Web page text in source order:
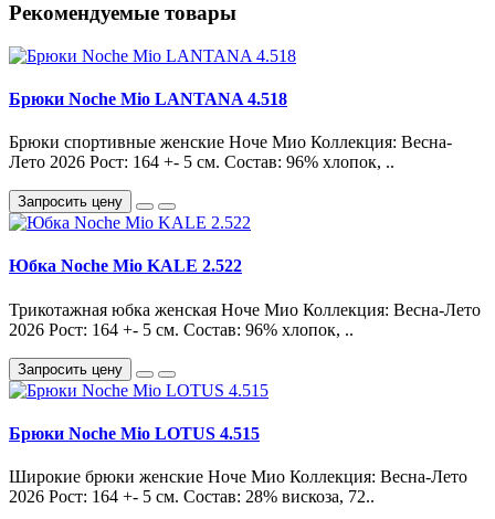
Рекомендуемые товары
Брюки Noche Mio LANTANA 4.518
Брюки спортивные женские Ноче Мио Коллекция: Весна-
Лето 2026 Рост: 164 +- 5 см. Состав: 96% хлопок, ..
Запросить цену
Юбка Noche Mio KALE 2.522
Трикотажная юбка женская Ноче Мио Коллекция: Весна-Лето
2026 Рост: 164 +- 5 см. Состав: 96% хлопок, ..
Запросить цену
Брюки Noche Mio LOTUS 4.515
Широкие брюки женские Ноче Мио Коллекция: Весна-Лето
2026 Рост: 164 +- 5 см. Состав: 28% вискоза, 72..